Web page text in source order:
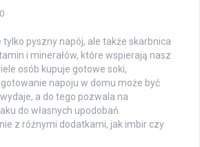
tylko pyszny napój, ale także skarbnica
i minerałów, które wspierają nasz
osób kupuje gotowe soki,
napoju w domu może być
a do tego pozwala na
do własnych upodobań.
z różnymi dodatkami, jak imbir czy